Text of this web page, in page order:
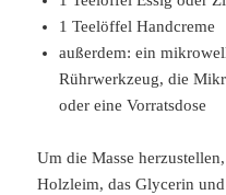
1 Teelöffel Handcreme
außerdem: ein
Rührwerkzeug, die
oder eine Vorratsdose
Um die Masse
Holzleim, das Glycerin